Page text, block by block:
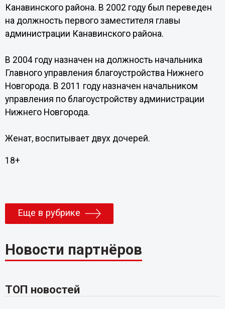
Канавинского района. В 2002 году был переведен
на должность первого заместителя главы
администрации Канавинского района.
В 2004 году назначен на должность начальника
Главного управления благоустройства Нижнего
Новгорода. В 2011 году назначен начальником
управления по благоустройству администрации
Нижнего Новгорода.
Женат, воспитывает двух дочерей.
18+
Еще в рубрике
Новости партнёров
ТОП новостей